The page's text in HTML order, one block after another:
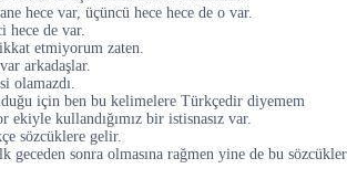
hece var, üçüncü hece hece de o var.
hece de var.
etmiyorum zaten.
arkadaşlar.
olamazdı.
için ben bu kelimelere Türkçedir diyemem
ekiyle kullandığımız bir istisnasız var.
sözcüklere gelir.
geceden sonra olmasına rağmen yine de bu sözcükler